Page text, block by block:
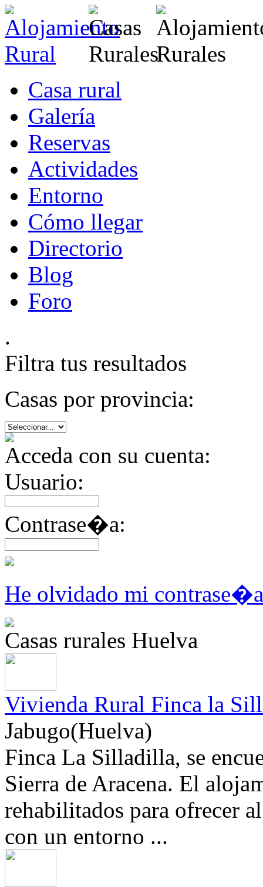
Casa rural
Galería
Reservas
Actividades
Entorno
Cómo llegar
Directorio
Blog
Foro
.
Filtra tus resultados
Casas por provincia:
Acceda con su cuenta:
Usuario:
Contrase�a:
He olvidado mi contrase�a
Casas rurales Huelva
Vivienda Rural Finca la
Jabugo(Huelva)
Finca La Silladilla, se
Sierra de Aracena. El
rehabilitados para ofrecer
con un entorno ...